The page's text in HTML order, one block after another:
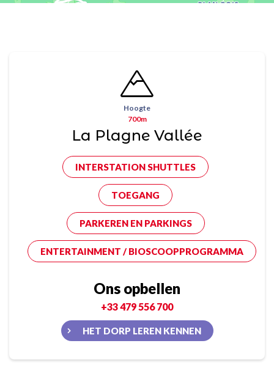
Hoogte
700m
La Plagne Vallée
INTERSTATION SHUTTLES
TOEGANG
PARKEREN EN PARKINGS
ENTERTAINMENT / BIOSCOOPPROGRAMMA
Ons opbellen
+33 479 556 700
HET DORP LEREN KENNEN